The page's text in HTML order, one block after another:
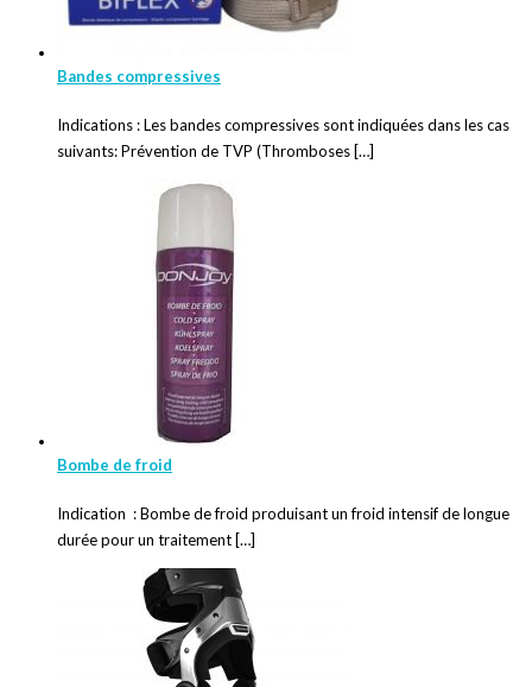
Bandes compressives
Indications : Les bandes compressives sont indiquées dans les cas
suivants: Prévention de TVP (Thromboses […]
Bombe de froid
Indication : Bombe de froid produisant un froid intensif de longue
durée pour un traitement […]